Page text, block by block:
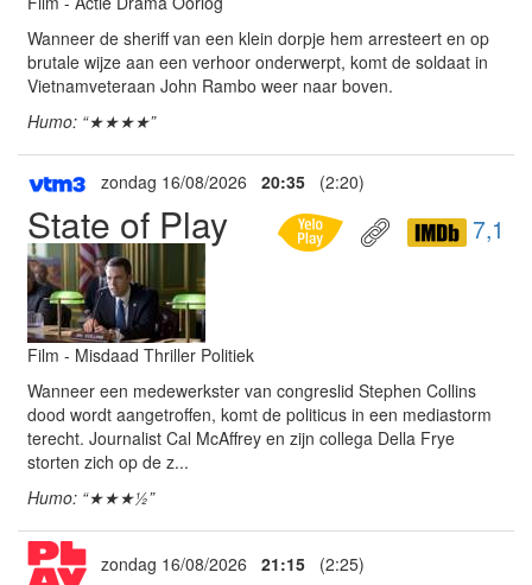
Wanneer de sheriff van een klein dorpje hem arresteert en op
brutale wijze aan een verhoor onderwerpt, komt de soldaat in
Vietnamveteraan John Rambo weer naar boven.
Humo: “★★★★”
zondag 16/08/2026 20:35 (2:20)
State of Play 7,1
Film - Misdaad Thriller Politiek
Wanneer een medewerkster van congreslid Stephen Collins
dood wordt aangetroffen, komt de politicus in een mediastorm
terecht. Journalist Cal McAffrey en zijn collega Della Frye
storten zich op de z...
Humo: “★★★½”
zondag 16/08/2026 21:15 (2:25)